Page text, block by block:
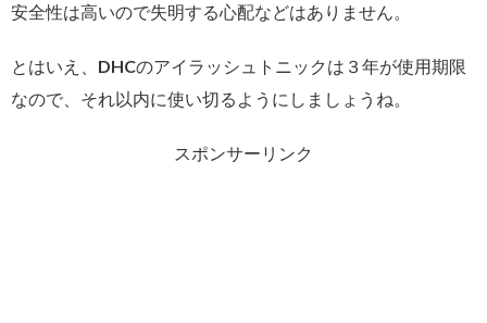
安全性は高いので失明する心配などはありません。
とはいえ、DHCのアイラッシュトニックは３年が使用期限
なので、それ以内に使い切るようにしましょうね。
スポンサーリンク